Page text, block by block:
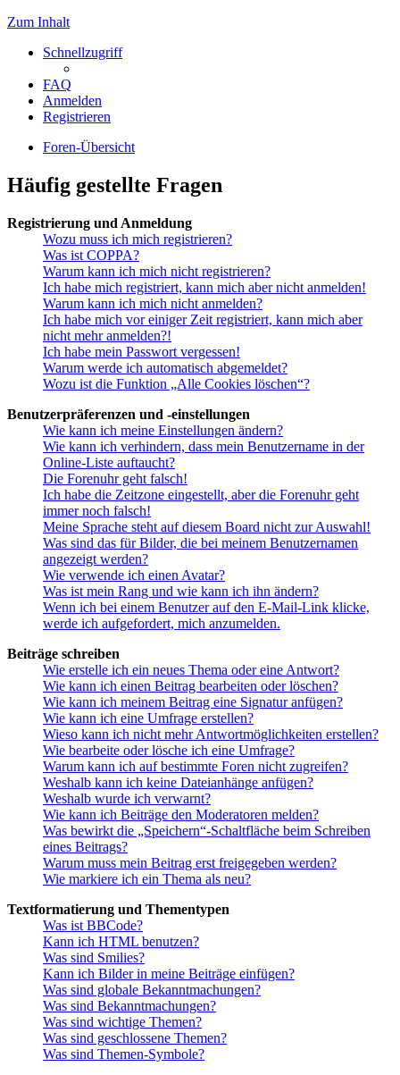
Zum Inhalt
Schnellzugriff
FAQ
Anmelden
Registrieren
Foren-Übersicht
Häufig gestellte Fragen
Registrierung und Anmeldung
Wozu muss ich mich registrieren?
Was ist COPPA?
Warum kann ich mich nicht registrieren?
Ich habe mich registriert, kann mich aber nicht anmelden!
Warum kann ich mich nicht anmelden?
Ich habe mich vor einiger Zeit registriert, kann mich aber
nicht mehr anmelden?!
Ich habe mein Passwort vergessen!
Warum werde ich automatisch abgemeldet?
Wozu ist die Funktion „Alle Cookies löschen“?
Benutzerpräferenzen und -einstellungen
Wie kann ich meine Einstellungen ändern?
Wie kann ich verhindern, dass mein Benutzername in der
Online-Liste auftaucht?
Die Forenuhr geht falsch!
Ich habe die Zeitzone eingestellt, aber die Forenuhr geht
immer noch falsch!
Meine Sprache steht auf diesem Board nicht zur Auswahl!
Was sind das für Bilder, die bei meinem Benutzernamen
angezeigt werden?
Wie verwende ich einen Avatar?
Was ist mein Rang und wie kann ich ihn ändern?
Wenn ich bei einem Benutzer auf den E-Mail-Link klicke,
werde ich aufgefordert, mich anzumelden.
Beiträge schreiben
Wie erstelle ich ein neues Thema oder eine Antwort?
Wie kann ich einen Beitrag bearbeiten oder löschen?
Wie kann ich meinem Beitrag eine Signatur anfügen?
Wie kann ich eine Umfrage erstellen?
Wieso kann ich nicht mehr Antwortmöglichkeiten erstellen?
Wie bearbeite oder lösche ich eine Umfrage?
Warum kann ich auf bestimmte Foren nicht zugreifen?
Weshalb kann ich keine Dateianhänge anfügen?
Weshalb wurde ich verwarnt?
Wie kann ich Beiträge den Moderatoren melden?
Was bewirkt die „Speichern“-Schaltfläche beim Schreiben
eines Beitrags?
Warum muss mein Beitrag erst freigegeben werden?
Wie markiere ich ein Thema als neu?
Textformatierung und Thementypen
Was ist BBCode?
Kann ich HTML benutzen?
Was sind Smilies?
Kann ich Bilder in meine Beiträge einfügen?
Was sind globale Bekanntmachungen?
Was sind Bekanntmachungen?
Was sind wichtige Themen?
Was sind geschlossene Themen?
Was sind Themen-Symbole?